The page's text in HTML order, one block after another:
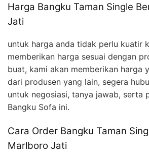
Harga Bangku Taman Single
Jati
untuk harga anda tidak perlu kuatir
memberikan harga sesuai dengan
buat, kami akan memberikan harga
dari produsen yang lain, segera
untuk negosiasi, tanya jawab, serta
Bangku Sofa ini.
Cara Order Bangku Taman
Marlboro Jati